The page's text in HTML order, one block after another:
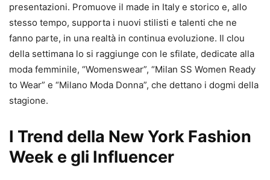
presentazioni. Promuove il made in Italy e storico e, allo
stesso tempo, supporta i nuovi stilisti e talenti che ne
fanno parte, in una realtà in continua evoluzione. Il clou
della settimana lo si raggiunge con le sfilate, dedicate alla
moda femminile, “Womenswear”, “Milan SS Women Ready
to Wear” e “Milano Moda Donna”, che dettano i dogmi della
stagione.
I Trend della New York Fashion
Week e gli Influencer